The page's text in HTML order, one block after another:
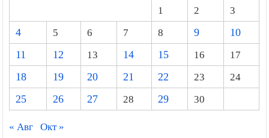
1
2
3
4
5 6 7 8 9
10
11
12 13 14 15 16
17
18
19 20 21 22 23
24
25
26 27 28 29 30
« Авг Окт »